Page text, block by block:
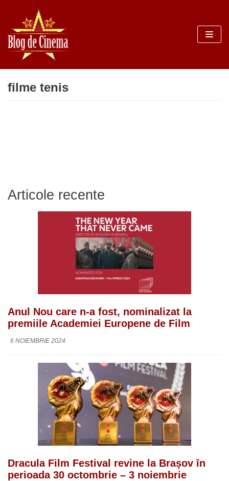
Sari
la
conținut
filme tenis
Articole recente
Anul Nou care n-a fost, nominalizat la
premiile Academiei Europene de Film
6 NOIEMBRIE 2024
Dracula Film Festival revine la Brașov în
perioada 30 octombrie – 3 noiembrie